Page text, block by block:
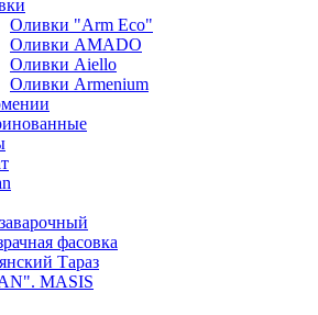
Оливки "Arm Eco"
Оливки AMADO
Оливки Aiello
Оливки Armenium
фасовка
Тараз
MASIS